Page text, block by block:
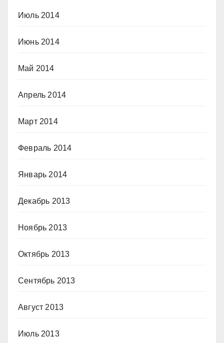
Июль 2014
Июнь 2014
Май 2014
Апрель 2014
Март 2014
Февраль 2014
Январь 2014
Декабрь 2013
Ноябрь 2013
Октябрь 2013
Сентябрь 2013
Август 2013
Июль 2013